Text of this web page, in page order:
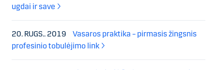
ugdai ir save
20. RUGS.. 2019
Vasaros praktika – pirmasis žingsnis
profesinio tobulėjimo link